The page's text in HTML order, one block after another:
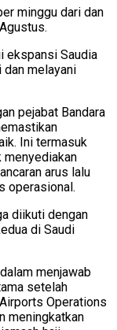
minggu dari dan
ekspansi Saudia
dan melayani
pejabat Bandara
Ini termasuk
menyediakan
arus lalu
operasional.
diikuti dengan
di Saudi
menjawab
setelah
Operations
meningkatkan